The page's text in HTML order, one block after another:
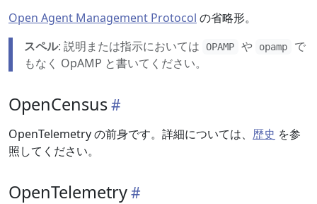
Open Agent Management Protocol の省略形。
スペル: 説明または指示においては OPAMP や opamp
で
もなく OpAMP と書いてください。
OpenCensus
OpenTelemetry の前身です。詳細については、 歴史 を参
照してください。
OpenTelemetry